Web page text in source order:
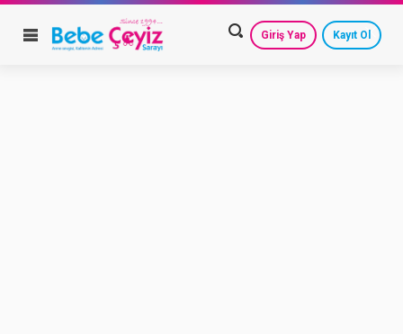
Giriş Yap Kayıt Ol